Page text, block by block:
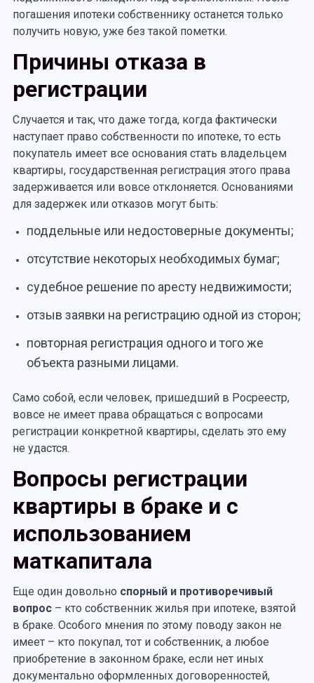
погашения ипотеки собственнику останется только
получить новую, уже без такой пометки.
Причины отказа в
регистрации
Случается и так, что даже тогда, когда фактически
наступает право собственности по ипотеке, то есть
покупатель имеет все основания стать владельцем
квартиры, государственная регистрация этого права
задерживается или вовсе отклоняется. Основаниями
для задержек или отказов могут быть:
поддельные или недостоверные документы;
отсутствие некоторых необходимых бумаг;
судебное решение по аресту недвижимости;
отзыв заявки на регистрацию одной из сторон;
повторная регистрация одного и того же
объекта разными лицами.
Само собой, если человек, пришедший в Росреестр,
вовсе не имеет права обращаться с вопросами
регистрации конкретной квартиры, сделать это ему
не удастся.
Вопросы регистрации
квартиры в браке и с
использованием
маткапитала
Еще один довольно спорный и противоречивый
вопрос – кто собственник жилья при ипотеке, взятой
в браке. Особого мнения по этому поводу закон не
имеет – кто покупал, тот и собственник, а любое
приобретение в законном браке, если нет иных
документально оформленных договоренностей,